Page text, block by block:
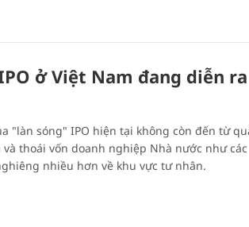
ở Việt Nam đang diễn ra
"làn sóng" IPO hiện tại không còn đến từ
thoái vốn doanh nghiệp Nhà nước như các
nhiều hơn về khu vực tư nhân.